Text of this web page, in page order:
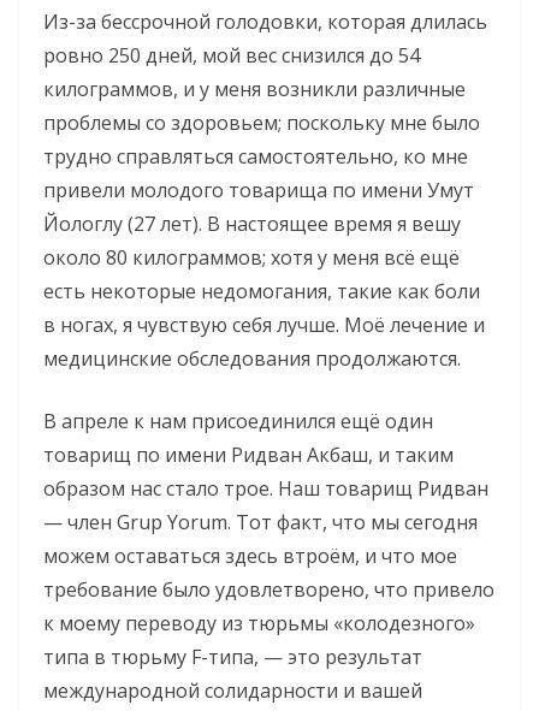
Из-за бессрочной голодовки, которая длилась
ровно 250 дней, мой вес снизился до 54
килограммов, и у меня возникли различные
проблемы со здоровьем; поскольку мне было
трудно справляться самостоятельно, ко мне
привели молодого товарища по имени Умут
Йологлу (27 лет). В настоящее время я вешу
около 80 килограммов; хотя у меня всё ещё
есть некоторые недомогания, такие как боли
в ногах, я чувствую себя лучше. Моё лечение и
медицинские обследования продолжаются.
В апреле к нам присоединился ещё один
товарищ по имени Ридван Акбаш, и таким
образом нас стало трое. Наш товарищ Ридван
— член Grup Yorum. Тот факт, что мы сегодня
можем оставаться здесь втроём, и что мое
требование было удовлетворено, что привело
к моему переводу из тюрьмы «колодезного»
типа в тюрьму F-типа, — это результат
международной солидарности и вашей